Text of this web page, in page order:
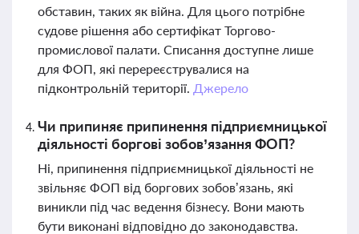
обставин, таких як війна. Для цього потрібне
судове рішення або сертифікат Торгово-
промислової палати. Списання доступне лише
для ФОП, які перереєструвалися на
підконтрольній території. Джерело
Чи припиняє припинення підприємницької
діяльності боргові зобов’язання ФОП?
Ні, припинення підприємницької діяльності не
звільняє ФОП від боргових зобов’язань, які
виникли під час ведення бізнесу. Вони мають
бути виконані відповідно до законодавства.